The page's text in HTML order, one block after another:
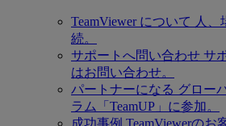
TeamViewer について 人、
続。
サポートへ問い合わせ サ
はお問い合わせ。
パートナーになる グロー
ラム「TeamUP」に参加。
成功事例 TeamViewerのお